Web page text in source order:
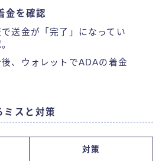
金を確認
送金が「完了」になってい
、ウォレットでADAの着金
ミスと対策
対策